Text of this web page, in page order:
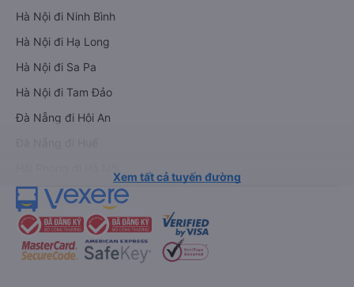
Hà Nội đi Ninh Bình
Hà Nội đi Hạ Long
Hà Nội đi Sa Pa
Hà Nội đi Tam Đảo
Đà Nẵng đi Hội An
Xem tất cả tuyến đường